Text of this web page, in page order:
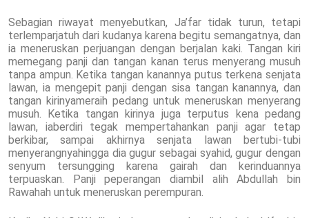
Sebagian riwayat menyebutkan, Ja’far tidak turun, tetapi
terlemparjatuh dari kudanya karena begitu semangatnya, dan
ia meneruskan perjuangan dengan berjalan kaki. Tangan kiri
memegang panji dan tangan kanan terus menyerang musuh
tanpa ampun. Ketika tangan kanannya putus terkena senjata
lawan, ia mengepit panji dengan sisa tangan kanannya, dan
tangan kirinyameraih pedang untuk meneruskan menyerang
musuh. Ketika tangan kirinya juga terputus kena pedang
lawan, iaberdiri tegak mempertahankan panji agar tetap
berkibar, sampai akhirnya senjata lawan bertubi-tubi
menyerangnyahingga dia gugur sebagai syahid, gugur dengan
senyum tersungging karena gairah dan kerinduannya
terpuaskan. Panji peperangan diambil alih Abdullah bin
Rawahah untuk meneruskan perempuran.